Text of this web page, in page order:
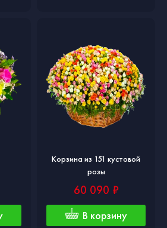
Корзина из 151 кустовой
розы
60 090 ₽
В корзину